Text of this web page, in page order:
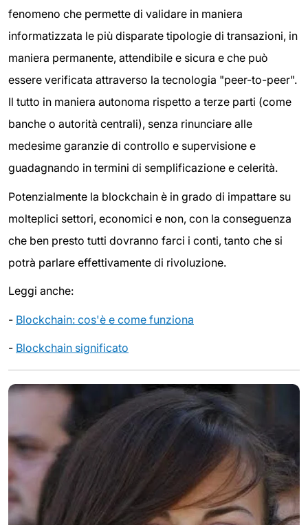
fenomeno che permette di validare in maniera
informatizzata le più disparate tipologie di transazioni, in
maniera permanente, attendibile e sicura e che può
essere verificata attraverso la tecnologia "peer-to-peer".
Il tutto in maniera autonoma rispetto a terze parti (come
banche o autorità centrali), senza rinunciare alle
medesime garanzie di controllo e supervisione e
guadagnando in termini di semplificazione e celerità.
Potenzialmente la blockchain è in grado di impattare su
molteplici settori, economici e non, con la conseguenza
che ben presto tutti dovranno farci i conti, tanto che si
potrà parlare effettivamente di rivoluzione.
Leggi anche:
- Blockchain: cos'è e come funziona
- Blockchain significato